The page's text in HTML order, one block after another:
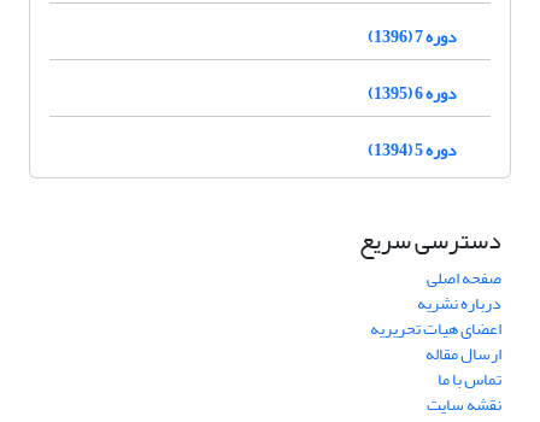
دوره 7 (1396)
دوره 6 (1395)
دوره 5 (1394)
دسترسی سریع
صفحه اصلی
درباره نشریه
اعضای هیات تحریریه
ارسال مقاله
تماس با ما
نقشه سایت